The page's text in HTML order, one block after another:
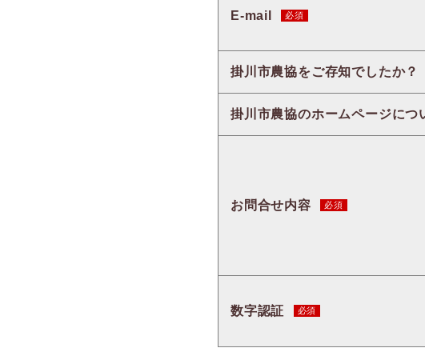
E-mail
掛川市農協をご存知でしたか？
掛川市農協のホームページにつ
お問合せ内容
数字認証